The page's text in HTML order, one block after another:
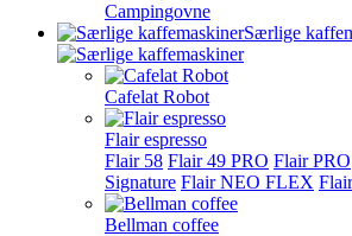
Campingovne
Særlige
Cafelat Robot
Flair espresso
Flair 58 Flair 49 PRO Flair PRO
Signature Flair NEO FLEX
Bellman coffee